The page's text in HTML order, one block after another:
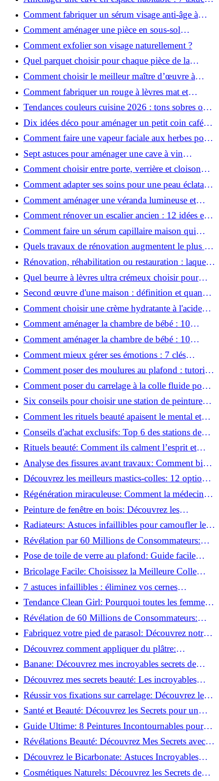
essentielles
Comment fabriquer un sérum visage anti-âge à
l'huile de rose musquée ?
Comment aménager une pièce en sous-sol
efficacement ?
Comment exfolier son visage naturellement ?
Quel parquet choisir pour chaque pièce de la
maison ?
Comment choisir le meilleur maître d’œuvre à
Grenoble en 2026 ?
Comment fabriquer un rouge à lèvres mat et
hydratant fait maison ?
Tendances couleurs cuisine 2026 : tons sobres ou
colorés, que choisir ?
Dix idées déco pour aménager un petit coin café
chez soi
Comment faire une vapeur faciale aux herbes pour
une peau plus saine et rajeunie ?
Sept astuces pour aménager une cave à vin
naturelle chez soi
Comment choisir entre porte, verrière et cloison
coulissante pour séparer vos pièces ?
Comment adapter ses soins pour une peau éclatante
en hiver ?
Comment aménager une véranda lumineuse et
conviviale : 12 idées déco
Comment rénover un escalier ancien : 12 idées et
astuces faciles pas à pas
Comment faire un sérum capillaire maison qui
stimule réellement la pousse des cheveux ?
Quels travaux de rénovation augmentent le plus la
valeur d'une maison pour la revente ?
Rénovation, réhabilitation ou restauration : laquelle
convient le mieux à mon logement ?
Quel beurre à lèvres ultra crémeux choisir pour
lèvres sèches et gercées?
Second œuvre d'une maison : définition et quand
le réaliser
Comment choisir une crème hydratante à l'acide
hyaluronique et niacinamide ?
Comment aménager la chambre de bébé : 10
conseils sécurité, déco et rangement
Comment aménager la chambre de bébé : 10
conseils sécurité, déco et rangement
Comment mieux gérer ses émotions : 7 clés
pratiques
Comment poser des moulures au plafond : tutoriel
vidéo pas à pas ?
Comment poser du carrelage à la colle fluide pour
un rendu professionnel ?
Six conseils pour choisir une station de peinture
basse pression
Comment les rituels beauté apaisent le mental et
créent des moments pour soi ?
Conseils d'achat exclusifs: Top 6 des stations de
peinture basse pression incontournables!
Rituels beauté: Comment ils calment l’esprit et
chouchoutent votre âme!
Analyse des fissures avant travaux: Comment bien
préparer vos surfaces!
Découvrez les meilleurs mastics-colles: 12 options
dès 6,70 €!
Régénération miraculeuse: Comment la médecine
régénérative peut restaurer votre confiance!
Peinture de fenêtre en bois: Découvrez les
techniques infaillibles pour un résultat parfait!
Radiateurs: Astuces infaillibles pour camoufler les
tuyaux apparents!
Révélation par 60 Millions de Consommateurs:
Découvrez le sérum anti-rides numéro un!
Pose de toile de verre au plafond: Guide facile
pour débutants!
Bricolage Facile: Choisissez la Meilleure Colle
pour Chaque Matériau!
7 astuces infaillibles : éliminez vos cernes
rapidement !
Tendance Clean Girl: Pourquoi toutes les femmes
l'adoptent?
Révélation de 60 Millions de Consommateurs:
Découvrez le meilleur fond de teint pour votre
peau!
Fabriquez votre pied de parasol: Découvrez notre
tutoriel facile !
Découvrez comment appliquer du plâtre:
Techniques pour un mur intérieur parfait!
Banane: Découvrez mes incroyables secrets de
beauté!
Découvrez mes secrets beauté: Les incroyables
vertus du curcuma!
Réussir vos fixations sur carrelage: Découvrez les
astuces infaillibles !
Santé et Beauté: Découvrez les Secrets pour un
Bien-être Optimal!
Guide Ultime: 8 Peintures Incontournables pour
Bois Extérieurs!
Révélations Beauté: Découvrez Mes Secrets avec le
Thé Vert Matcha!
Découvrez le Bicarbonate: Astuces Incroyables
pour Votre Quotidien!
Cosmétiques Naturels: Découvrez les Secrets de